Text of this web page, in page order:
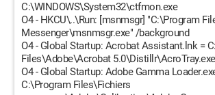
C:\WINDOWS\System32\ctfmon.exe
O4 - HKCU\..\Run: [msnmsgr] "C:\Program
Messenger\msnmsgr.exe" /background
O4 - Global Startup: Acrobat Assistant.lnk =
Files\Adobe\Acrobat 5.0\Distillr\AcroTray.exe
O4 - Global Startup: Adobe Gamma
C:\Program Files\Fichiers